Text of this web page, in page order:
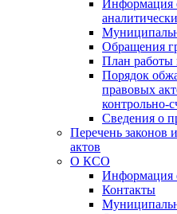
Информация
Обращения
План работы
Порядок
правовых
контрольно-
Сведения о
Перечень
актов
О КСО
Информация
Контакты